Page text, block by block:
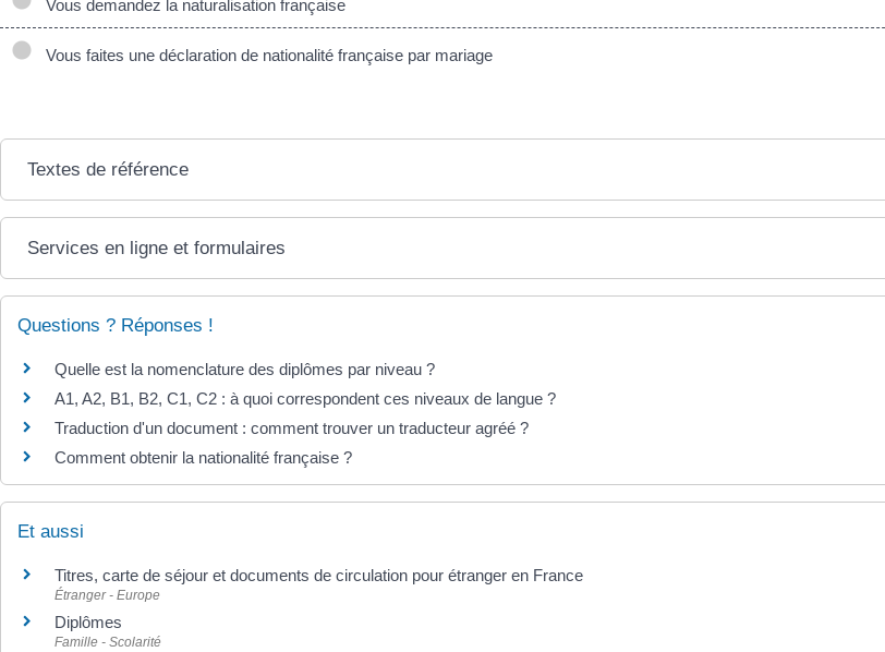
Vous demandez la naturalisation française
Vous faites une déclaration de nationalité française par mariage
Textes de référence
Services en ligne et formulaires
Questions ? Réponses !
Quelle est la nomenclature des diplômes par niveau ?
A1, A2, B1, B2, C1, C2 : à quoi correspondent ces niveaux de langue ?
Traduction d'un document : comment trouver un traducteur agréé ?
Comment obtenir la nationalité française ?
Et aussi
Titres, carte de séjour et documents de circulation pour étranger en France
Étranger - Europe
Diplômes
Famille - Scolarité